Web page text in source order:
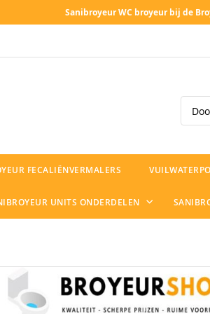
Sanibroyeur WC broyeur bij de
Search
FECALIËNVERMALERS
UNITS ONDERDELEN